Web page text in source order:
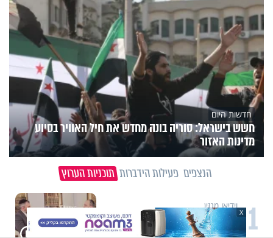
חדשות היום
חשש בישראל: סוריה בונה מחדש את חיל האוויר בסיוע
מדינות האזור
הנצפים פעילות הידברות תוכניות הערוץ
1 וידיאו מגזין
"הגמגום לא מגדיר אותי": ישראל
שטרן על המגבלה שלא עוצרת אותו
X